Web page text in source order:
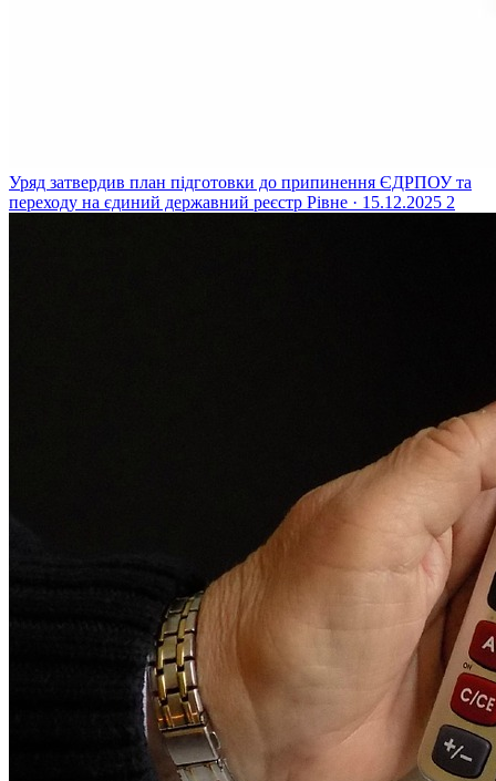
Уряд затвердив план підготовки до припинення ЄДРПОУ та
переходу на єдиний державний реєстр Рівне · 15.12.2025 2